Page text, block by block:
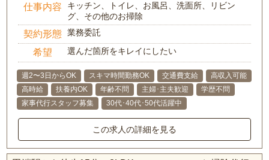
仕事内容
キッチン、トイレ、お風呂、洗面所、リビン
グ、その他のお掃除
契約形態 業務委託
希望 選んだ箇所をキレイにしたい
週2〜3日からOK スキマ時間勤務OK 交通費支給
高収入可能
高時給
扶養内OK 年齢不問 主婦･主夫歓迎
学歴不問
家事代行スタッフ募集
30代･40代･50代活躍中
この求人の詳細を見る